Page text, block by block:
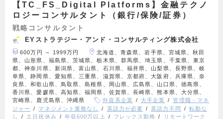
【TC_FS_Digital Platforms】金融テクノ
ロジーコンサルタント（銀行/保険/証券）
戦略コンサルタント
EYストラテジー・アンド・コンサルティング株式会社
600万円 ～ 1999万円
北海道、青森県、岩手県、宮城県、秋田
県、山形県、福島県、茨城県、栃木県、群馬県、埼玉県、千葉県、東京
都、神奈川県、新潟県、富山県、石川県、福井県、山梨県、長野県、岐
阜県、静岡県、愛知県、三重県、滋賀県、京都府、大阪府、兵庫県、奈
良県、和歌山県、鳥取県、島根県、岡山県、広島県、山口県、徳島県、
香川県、愛媛県、高知県、福岡県、佐賀県、長崎県、熊本県、大分県、
宮崎県、鹿児島県、沖縄県
外資系企業 大手企業
管理職・マネ
ジャー
マネジメント業務なし 英語力が必要 英語力不問
転勤な
し
土日祝休み 年収600万以上 フレックス勤務 リモートワーク